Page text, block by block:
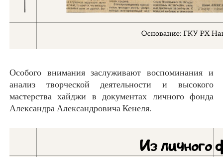
Особого внимания заслуживают воспоминания и
анализ творческой деятельности и высокого
мастерства хайджи в документах личного фонда
Александра Александровича Кенеля.